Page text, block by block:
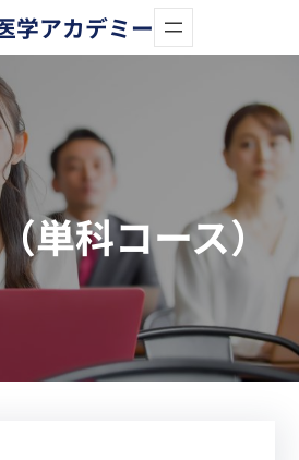
学アカデミー
単科コース）